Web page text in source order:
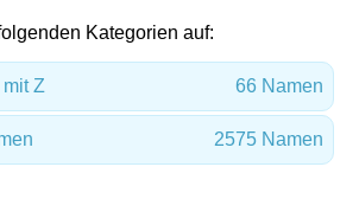
Kategorien auf:
Z 66 Namen
2575 Namen